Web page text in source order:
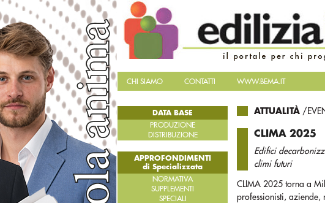
CHI SIAMO CONTATTI WWW.BEMA.IT
ATTUALITÀ /
CLIMA 2025
Edifici
climi futuri
CLIMA 2025 torna a
professionisti, aziende,
DATA BASE
PRODUZIONE
DISTRIBUZIONE
APPROFONDIMENTI
di Specializzata
NORMATIVA
SUPPLEMENTI
SPECIALI